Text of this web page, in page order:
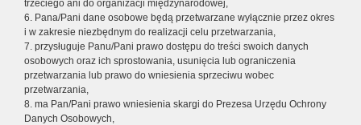
trzeciego ani do organizacji międzynarodowej,
6. Pana/Pani dane osobowe będą przetwarzane wyłącznie przez okres
i w zakresie niezbędnym do realizacji celu przetwarzania,
7. przysługuje Panu/Pani prawo dostępu do treści swoich danych
osobowych oraz ich sprostowania, usunięcia lub ograniczenia
przetwarzania lub prawo do wniesienia sprzeciwu wobec
przetwarzania,
8. ma Pan/Pani prawo wniesienia skargi do Prezesa Urzędu Ochrony
Danych Osobowych,